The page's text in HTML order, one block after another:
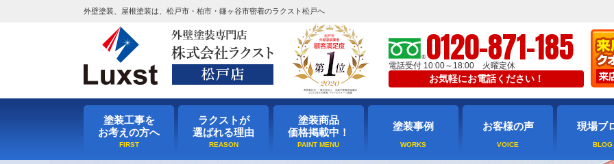
外壁塗装、屋根塗装は、松戸市・柏市・鎌ヶ谷市密着のラクスト松戸へ
0120-871-185
電話受付 10:00～18:00 火曜定休
お気軽にお電話ください！
塗装工事を
お考えの方へ
ラクストが
選ばれる理由
塗装商品
価格掲載中！
塗装事例 お客様の声 現場ブ